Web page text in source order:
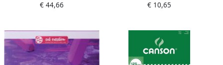
20x0 91m 80g m2
€ 44,66
(A3) 200 g mÃÂ² blok van 20
€ 10,65